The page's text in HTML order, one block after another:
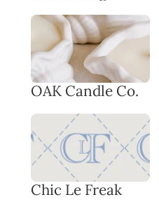
OAK Candle Co.
Chic Le Freak